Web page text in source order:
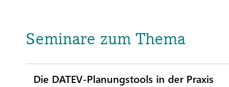
Seminare zum Thema
Die DATEV-Planungstools in der Praxis